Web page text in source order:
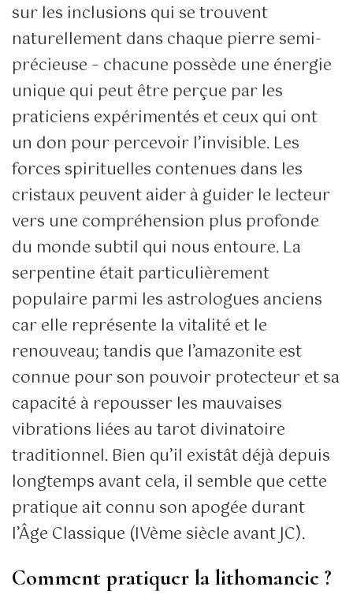
sur les inclusions qui se trouvent
naturellement dans chaque pierre semi-
précieuse – chacune possède une énergie
unique qui peut être perçue par les
praticiens expérimentés et ceux qui ont
un don pour percevoir l’invisible. Les
forces spirituelles contenues dans les
cristaux peuvent aider à guider le lecteur
vers une compréhension plus profonde
du monde subtil qui nous entoure. La
serpentine était particulièrement
populaire parmi les astrologues anciens
car elle représente la vitalité et le
renouveau; tandis que l’amazonite est
connue pour son pouvoir protecteur et sa
capacité à repousser les mauvaises
vibrations liées au tarot divinatoire
traditionnel. Bien qu’il existât déjà depuis
longtemps avant cela, il semble que cette
pratique ait connu son apogée durant
l’Âge Classique (IVème siècle avant JC).
Comment pratiquer la lithomancie ?